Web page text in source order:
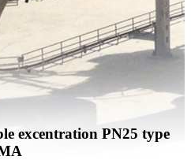
excentration PN25 type